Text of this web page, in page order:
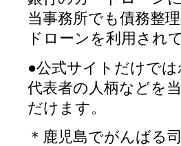
当事務所でも債務整
ドローンを利用され
●公式サイトだけで
代表者の人柄などを
だけます。
＊鹿児島でがんばる